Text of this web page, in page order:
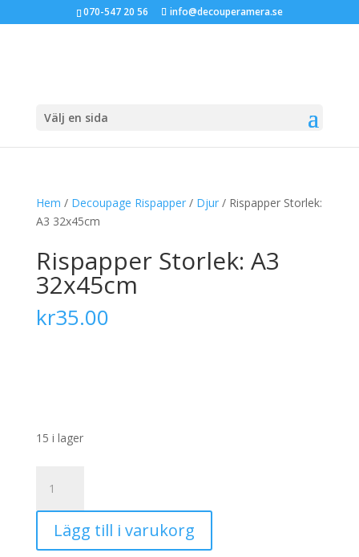
070-547 20 56 info@decouperamera.se
Välj en sida
Hem / Decoupage Rispapper/ Djur/ Rispapper Storlek:
A3 32x45cm
Rispapper Storlek: A3
32x45cm
kr35.00
15 i lager
Storlek:
A3
32x45cm
mängd
Lägg till i varukorg